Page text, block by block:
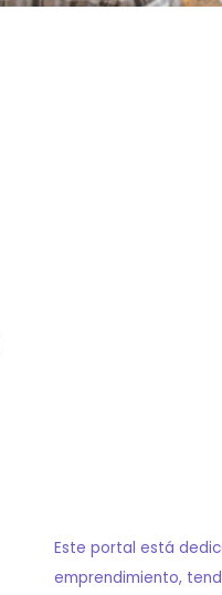
Este portal está
emprendimiento,